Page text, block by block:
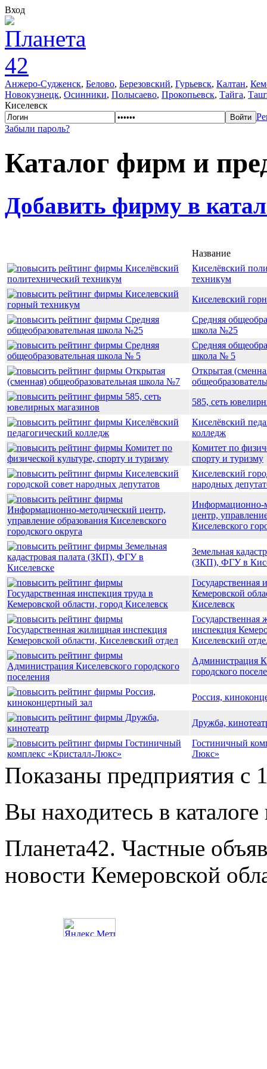
Вход
Анжеро-Судженск, Белово, Березовский, Гурьевск, Калтан,
Новокузнецк, Осинники, Полысаево, Прокопьевск, Тайга,
Киселевск
Забыли пароль?
Каталог фирм и
Добавить фирму в
Название
Киселёвский
техникум
Киселевский
Средняя
школа №25
Средняя
школа № 5
Открытая
585, сеть
Киселёвский
колледж
Комитет по
спорту и туризму
Киселевский
народных
Информационно-
центр,
Киселевского
Земельная
(ЗКП), ФГУ в
Государственная
Кемеровской
Киселевск
Государственная
инспекция
Киселевский
Администрация
городского
Россия,
Дружба,
Гостиничный
Люкс»
Показаны предприятия с
Вы находитесь в
Планета42. Частные
новости Кемеровской